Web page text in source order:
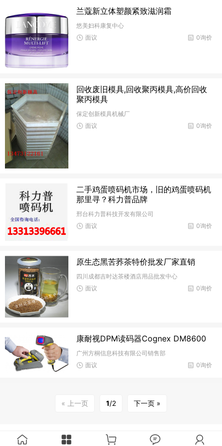
兰蔻新立体塑颜紧致滋润霜
悠美妇科康复中心
0询价
面议
回收废旧模具,回收聚丙模具,高价回收
聚丙模具
保定创新模具机械厂
0询价
面议
二手鸡蛋喷码机市场，旧的鸡蛋喷码机
那里寻？科力普品牌
邢台科力普科技开发有限公司
0询价
面议
原生态黑苦荞茶特价批发厂家直销
四川成都吉时达茶楼酒店用品批发中心
0询价
面议
康耐视DPM读码器Cognex DM8600
广州方桐信息科技有限公司销售部
0询价
面议
« 上一页 1/2 下一页 »